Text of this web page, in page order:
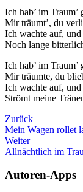
Ich hab’ im Traum’
Mir träumt’, du
Ich wachte auf,
Noch lange
Ich hab’ im Traum’
Mir träumte, du
Ich wachte auf,
Strömt meine
Zurück
Mein Wagen rollet
Weiter
Allnächtlich im
Autoren-Apps